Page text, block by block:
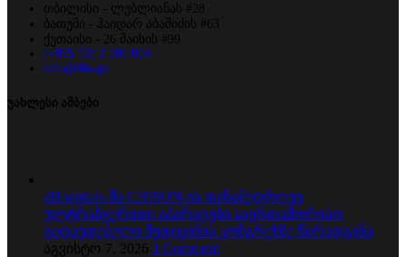
თბილისი - ლუბლიანას #28
ბათუმი - ჰაიდარ აბაშიძის #63
ქუთაისი - 26 მაისის #99
(+995 32) 2 500 004
info@4hs.ge
უახლესი ამბები
4Hospitals-მა CHISON-ის თანამედროვე
ულტრაბგერითი აპარატები საერთაშორისო
გადაუდებელი მედიცინის კონგრესზე წარადგინა
აგვისტო 7, 2026 1 Comment